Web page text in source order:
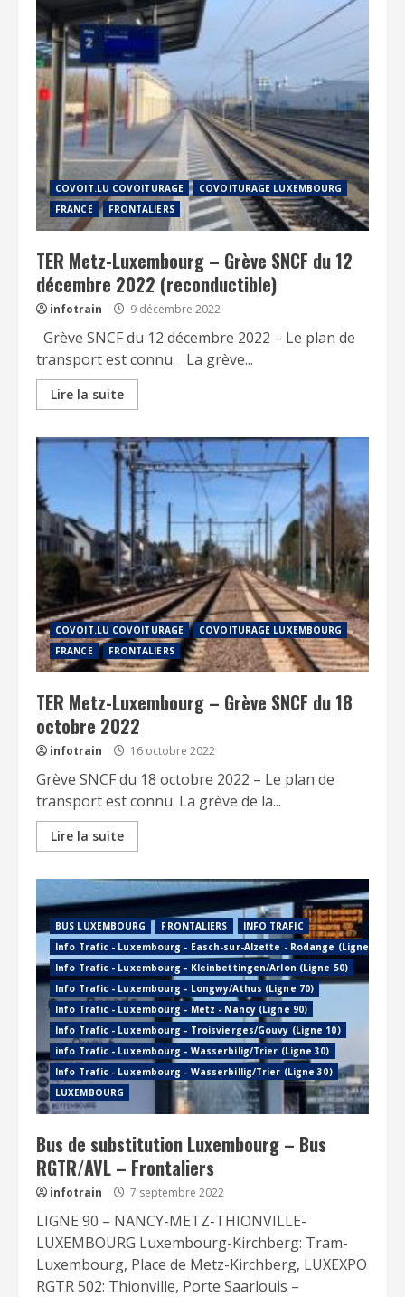
COVOIT.LU COVOITURAGE
COVOITURAGE LUXEMBOURG
FRANCE
FRONTALIERS
TER Metz-Luxembourg – Grève SNCF du 12
décembre 2022 (reconductible)
infotrain 9 décembre 2022
Grève SNCF du 12 décembre 2022 – Le plan de
transport est connu. La grève...
Lire la suite
COVOIT.LU COVOITURAGE
COVOITURAGE LUXEMBOURG
FRANCE
FRONTALIERS
TER Metz-Luxembourg – Grève SNCF du 18
octobre 2022
infotrain 16 octobre 2022
Grève SNCF du 18 octobre 2022 – Le plan de
transport est connu. La grève de la...
Lire la suite
BUS LUXEMBOURG FRONTALIERS
INFO TRAFIC
Info Trafic - Luxembourg - Easch-sur-Alzette - Rodange (Ligne 60)
Info Trafic - Luxembourg - Kleinbettingen/Arlon (Ligne 50)
Info Trafic - Luxembourg - Longwy/Athus (Ligne 70)
Info Trafic - Luxembourg - Metz - Nancy (Ligne 90)
Info Trafic - Luxembourg - Troisvierges/Gouvy (Ligne 10)
info Trafic - Luxembourg - Wasserbilig/Trier (Ligne 30)
Info Trafic - Luxembourg - Wasserbillig/Trier (Ligne 30)
LUXEMBOURG
Bus de substitution Luxembourg – Bus
RGTR/AVL – Frontaliers
infotrain 7 septembre 2022
LIGNE 90 – NANCY-METZ-THIONVILLE-
LUXEMBOURG Luxembourg-Kirchberg: Tram-
Luxembourg, Place de Metz-Kirchberg, LUXEXPO
RGTR 502: Thionville, Porte Saarlouis –